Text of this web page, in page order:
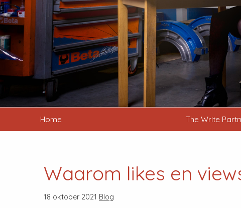
Home The Write
Waarom likes en
18 oktober 2021 Blog